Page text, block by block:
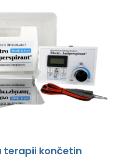
terapii končetin